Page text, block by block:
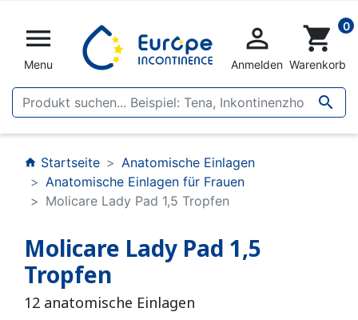

Menu


Anmelden
shopping_cart 0
Warenkorb
home Startseite
Anatomische Einlagen
Anatomische Einlagen für Frauen
Molicare Lady Pad 1,5 Tropfen
Molicare Lady Pad 1,5
Tropfen
12 anatomische Einlagen